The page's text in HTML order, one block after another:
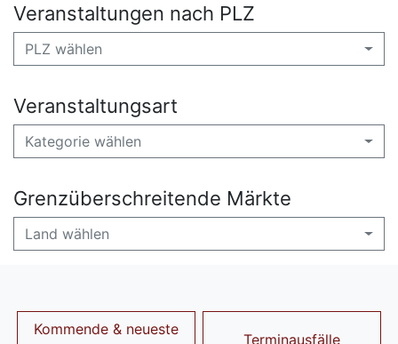
Veranstaltungen nach PLZ
PLZ wählen
Veranstaltungsart
Kategorie wählen
Grenzüberschreitende Märkte
Land wählen
Kommende & neueste
Terminausfälle